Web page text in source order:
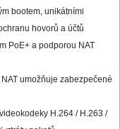
bootem, unikátními
hovorů a účtů
PoE+ a podporou NAT
umožňuje zabezpečené
H.264 / H.263 /